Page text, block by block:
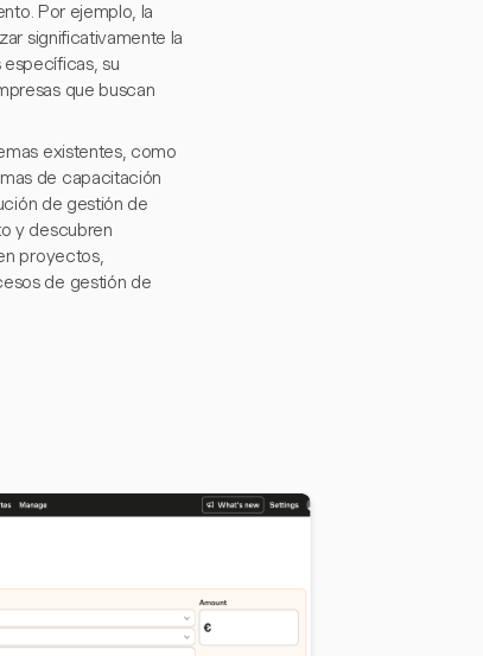
Por ejemplo, la
significativamente la
su
que buscan
existentes, como
de capacitación
de gestión de
y descubren
proyectos,
de gestión de